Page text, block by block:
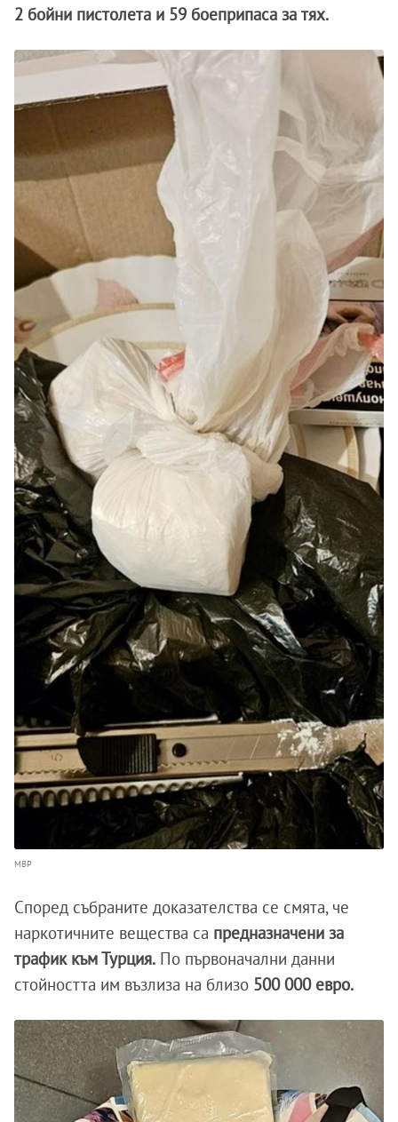
2 бойни пистолета и 59 боеприпаса за тях.
МВР
Според събраните доказателства се смята, че
наркотичните вещества са предназначени за
трафик към Турция. По първоначални данни
стойността им възлиза на близо 500 000 евро.